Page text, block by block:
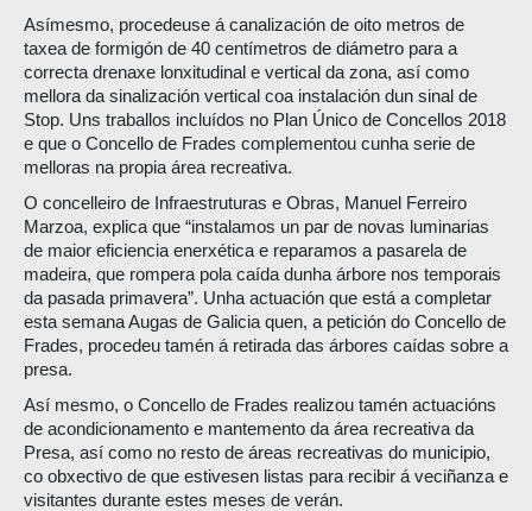
Asímesmo, procedeuse á canalización de oito metros de
taxea de formigón de 40 centímetros de diámetro para a
correcta drenaxe lonxitudinal e vertical da zona, así como
mellora da sinalización vertical coa instalación dun sinal de
Stop. Uns traballos incluídos no Plan Único de Concellos 2018
e que o Concello de Frades complementou cunha serie de
melloras na propia área recreativa.
O concelleiro de Infraestruturas e Obras, Manuel Ferreiro
Marzoa, explica que “instalamos un par de novas luminarias
de maior eficiencia enerxética e reparamos a pasarela de
madeira, que rompera pola caída dunha árbore nos temporais
da pasada primavera”. Unha actuación que está a completar
esta semana Augas de Galicia quen, a petición do Concello de
Frades, procedeu tamén á retirada das árbores caídas sobre a
presa.
Así mesmo, o Concello de Frades realizou tamén actuacións
de acondicionamento e mantemento da área recreativa da
Presa, así como no resto de áreas recreativas do municipio,
co obxectivo de que estivesen listas para recibir á veciñanza e
visitantes durante estes meses de verán.